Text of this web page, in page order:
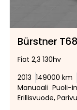
Bürstner
Fiat 2,3 130hv
2013 149000 km
Manuaali Puoli-
Erillisvuode,